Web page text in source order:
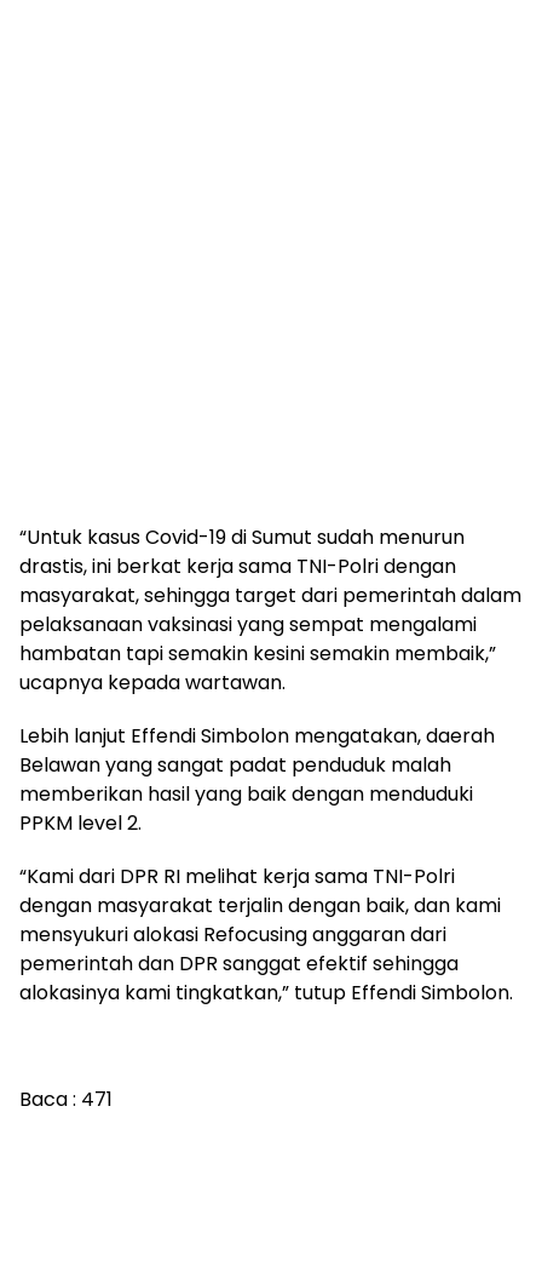
“Untuk kasus Covid-19 di Sumut sudah menurun
drastis, ini berkat kerja sama TNI-Polri dengan
masyarakat, sehingga target dari pemerintah dalam
pelaksanaan vaksinasi yang sempat mengalami
hambatan tapi semakin kesini semakin membaik,”
ucapnya kepada wartawan.
Lebih lanjut Effendi Simbolon mengatakan, daerah
Belawan yang sangat padat penduduk malah
memberikan hasil yang baik dengan menduduki
PPKM level 2.
“Kami dari DPR RI melihat kerja sama TNI-Polri
dengan masyarakat terjalin dengan baik, dan kami
mensyukuri alokasi Refocusing anggaran dari
pemerintah dan DPR sanggat efektif sehingga
alokasinya kami tingkatkan,” tutup Effendi Simbolon.
Baca : 471